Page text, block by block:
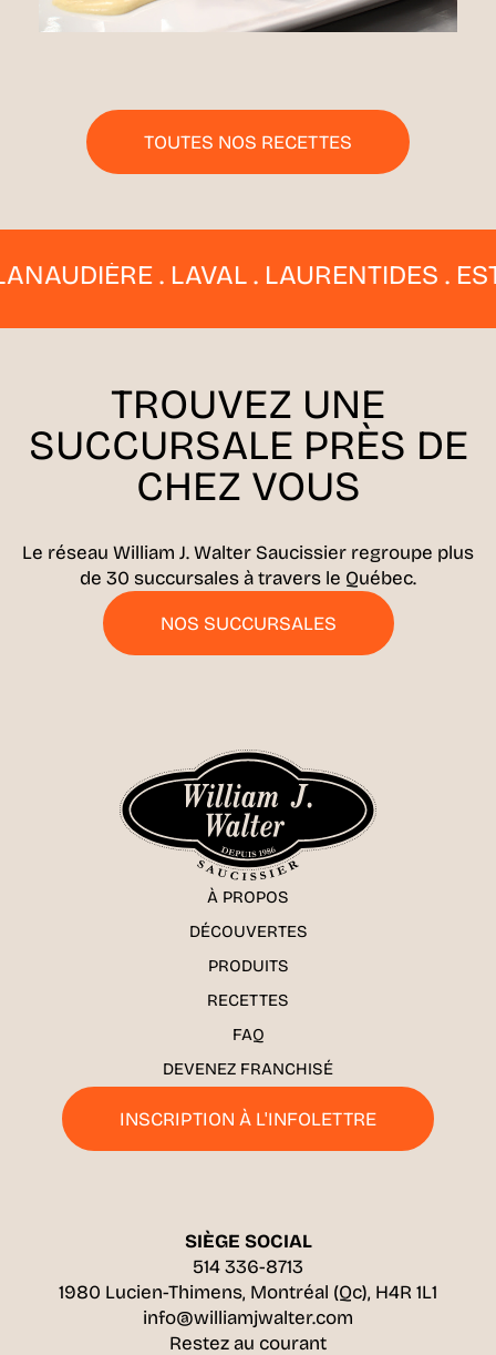
TOUTES NOS RECETTES
. LAVAL . LAURENTIDES .
TROUVEZ UNE
SUCCURSALE PRÈS DE
CHEZ VOUS
Le réseau William J. Walter Saucissier regroupe plus
de 30 succursales à travers le Québec.
NOS SUCCURSALES
À PROPOS
DÉCOUVERTES
PRODUITS
RECETTES
FAQ
DEVENEZ FRANCHISÉ
INSCRIPTION À L'INFOLETTRE
SIÈGE SOCIAL
514 336-8713
1980 Lucien-Thimens, Montréal (Qc), H4R 1L1
info@williamjwalter.com
Restez au courant